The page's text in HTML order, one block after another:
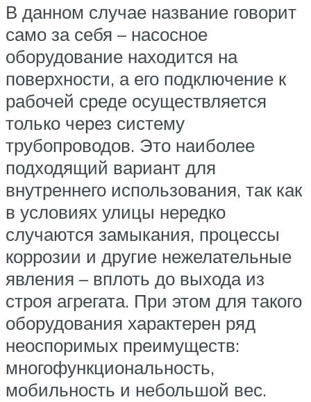
В данном случае название говорит
само за себя – насосное
оборудование находится на
поверхности, а его подключение к
рабочей среде осуществляется
только через систему
трубопроводов. Это наиболее
подходящий вариант для
внутреннего использования, так как
в условиях улицы нередко
случаются замыкания, процессы
коррозии и другие нежелательные
явления – вплоть до выхода из
строя агрегата. При этом для такого
оборудования характерен ряд
неоспоримых преимуществ:
многофункциональность,
мобильность и небольшой вес.